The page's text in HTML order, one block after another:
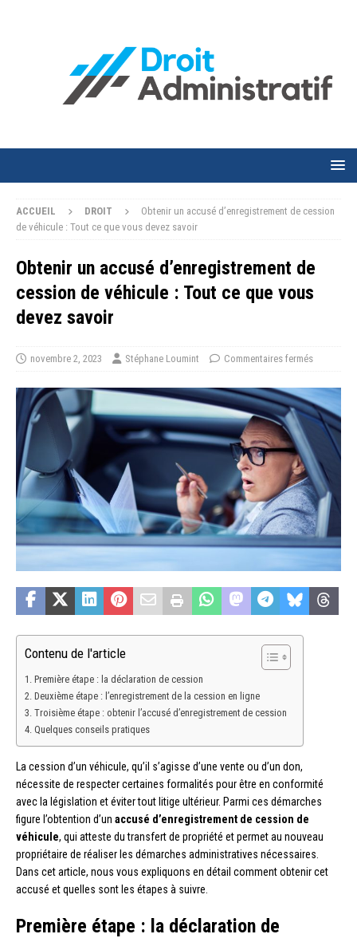
ACCUEIL DROIT
Obtenir un accusé d’enregistrement de cession
de véhicule : Tout ce que vous devez savoir
Obtenir un accusé d’enregistrement de
cession de véhicule : Tout ce que vous
devez savoir
novembre 2, 2023 Stéphane Loumint Commentaires fermés
Contenu de l'article
Première étape : la déclaration de cession
Deuxième étape : l’enregistrement de la cession en ligne
Troisième étape : obtenir l’accusé d’enregistrement de cession
Quelques conseils pratiques
La cession d’un véhicule, qu’il s’agisse d’une vente ou d’un don,
nécessite de respecter certaines formalités pour être en conformité
avec la législation et éviter tout litige ultérieur. Parmi ces démarches
figure l’obtention d’un accusé d’enregistrement de cession de
véhicule, qui atteste du transfert de propriété et permet au nouveau
propriétaire de réaliser les démarches administratives nécessaires.
Dans cet article, nous vous expliquons en détail comment obtenir cet
accusé et quelles sont les étapes à suivre.
Première étape : la déclaration de